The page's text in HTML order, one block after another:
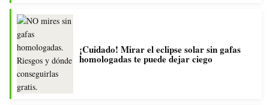
¡Cuidado! Mirar el eclipse solar sin gafas
homologadas te puede dejar ciego